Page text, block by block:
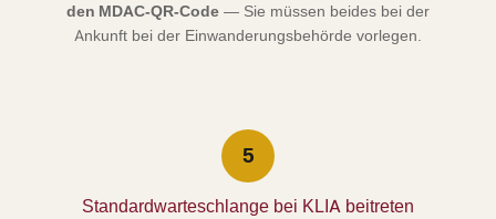
den MDAC-QR-Code — Sie müssen beides bei der
Ankunft bei der Einwanderungsbehörde vorlegen.
5
Standardwarteschlange bei KLIA beitreten